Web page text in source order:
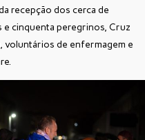
recepção dos cerca de
cinquenta peregrinos, Cruz
voluntários de enfermagem e